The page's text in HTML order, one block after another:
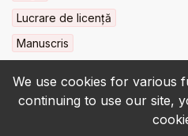
We use cookies for various
continuing to use our site,
Lucrare de licență
Manuscris